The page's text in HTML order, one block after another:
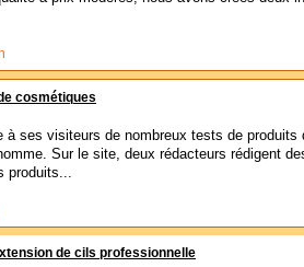
cosmétiques
à ses visiteurs de nombreux tests de produits
Sur le site, deux rédacteurs rédigent
produits...
de cils professionnelle